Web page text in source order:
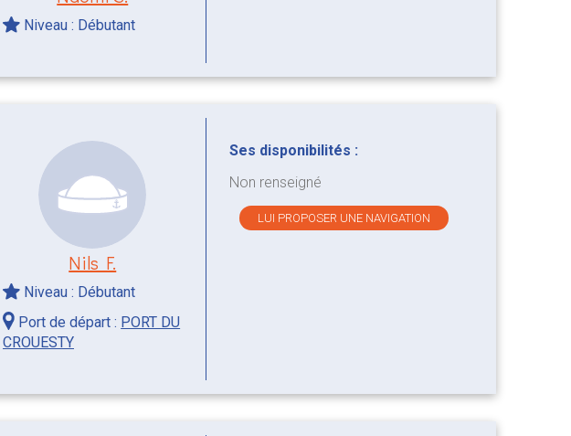
Niveau : Débutant
Nils F.
Niveau : Débutant
Port de départ : PORT DU
CROUESTY
Ses disponibilités :
Non renseigné
LUI PROPOSER UNE NAVIGATION